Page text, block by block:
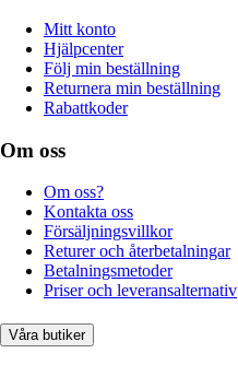
Mitt konto
Hjälpcenter
Följ min beställning
Returnera min beställning
Rabattkoder
Om oss
Om oss?
Kontakta oss
Försäljningsvillkor
Returer och återbetalningar
Betalningsmetoder
Priser och leveransalternativ
Våra butiker